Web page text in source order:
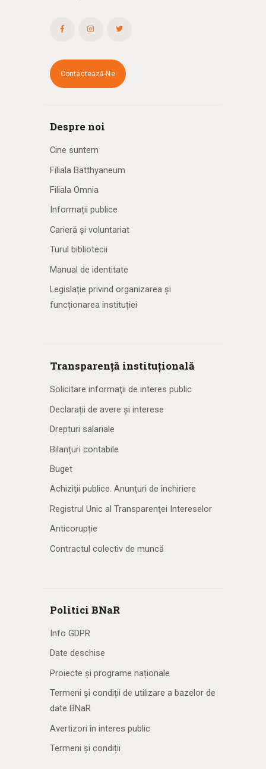
Contactează-Ne
Despre noi
Cine suntem
Filiala Batthyaneum
Filiala Omnia
Informații publice
Carieră și voluntariat
Turul bibliotecii
Manual de identitate
Legislație privind organizarea și
funcționarea instituției
Transparență instituțională
Solicitare informaţii de interes public
Declarații de avere și interese
Drepturi salariale
Bilanțuri contabile
Buget
Achiziţii publice. Anunţuri de închiriere
Registrul Unic al Transparenţei Intereselor
Anticorupție
Contractul colectiv de muncă
Politici BNaR
Info GDPR
Date deschise
Proiecte și programe naționale
Termeni și condiții de utilizare a bazelor de
date BNaR
Avertizori în interes public
Termeni și condiții